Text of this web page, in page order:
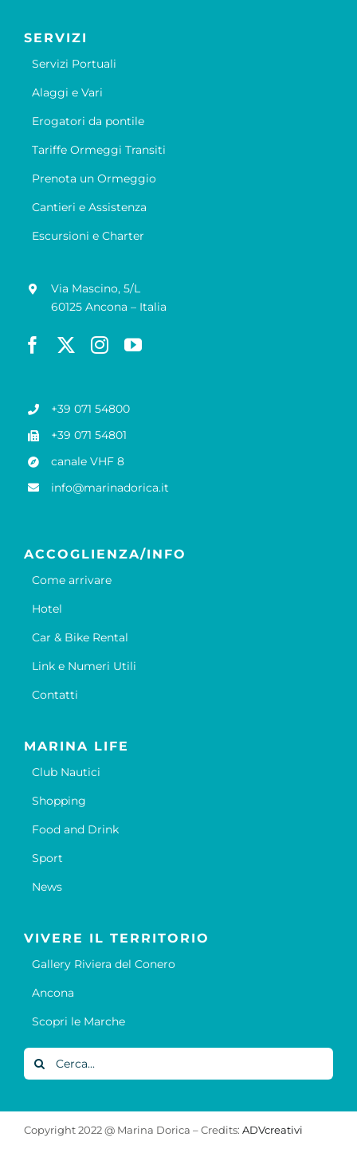
SERVIZI
Servizi Portuali
Alaggi e Vari
Erogatori da pontile
Tariffe Ormeggi Transiti
Prenota un Ormeggio
Cantieri e Assistenza
Escursioni e Charter
Via Mascino, 5/L
60125 Ancona – Italia
+39 071 54800
+39 071 54801
canale VHF 8
info@marinadorica.it
ACCOGLIENZA/INFO
Come arrivare
Hotel
Car & Bike Rental
Link e Numeri Utili
Contatti
MARINA LIFE
Club Nautici
Shopping
Food and Drink
Sport
News
VIVERE IL TERRITORIO
Gallery Riviera del Conero
Ancona
Scopri le Marche
Cerca
per:
Copyright 2022 @ Marina Dorica – Credits: ADVcreativi